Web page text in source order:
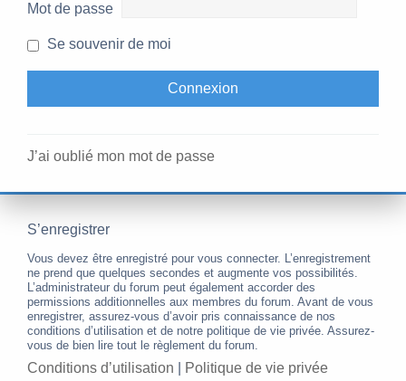
Mot de passe
Se souvenir de moi
J’ai oublié mon mot de passe
S’enregistrer
Vous devez être enregistré pour vous connecter. L’enregistrement
ne prend que quelques secondes et augmente vos possibilités.
L’administrateur du forum peut également accorder des
permissions additionnelles aux membres du forum. Avant de vous
enregistrer, assurez-vous d’avoir pris connaissance de nos
conditions d’utilisation et de notre politique de vie privée. Assurez-
vous de bien lire tout le règlement du forum.
Conditions d’utilisation Politique de vie privée